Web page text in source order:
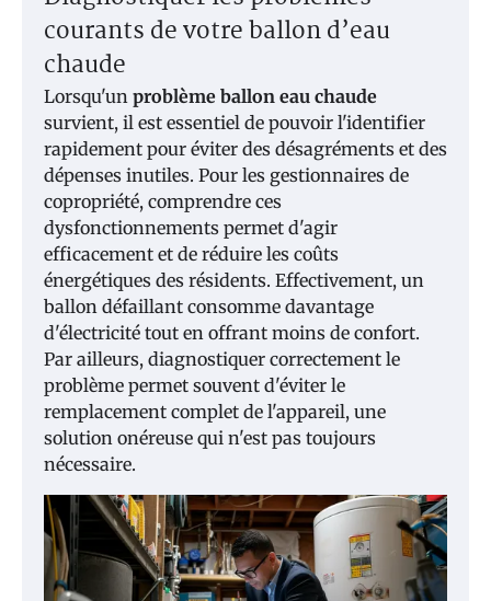
courants de votre ballon d’eau
chaude
Lorsqu'un problème ballon eau chaude
survient, il est essentiel de pouvoir l'identifier
rapidement pour éviter des désagréments et des
dépenses inutiles. Pour les gestionnaires de
copropriété, comprendre ces
dysfonctionnements permet d'agir
efficacement et de réduire les coûts
énergétiques des résidents. Effectivement, un
ballon défaillant consomme davantage
d'électricité tout en offrant moins de confort.
Par ailleurs, diagnostiquer correctement le
problème permet souvent d'éviter le
remplacement complet de l'appareil, une
solution onéreuse qui n'est pas toujours
nécessaire.